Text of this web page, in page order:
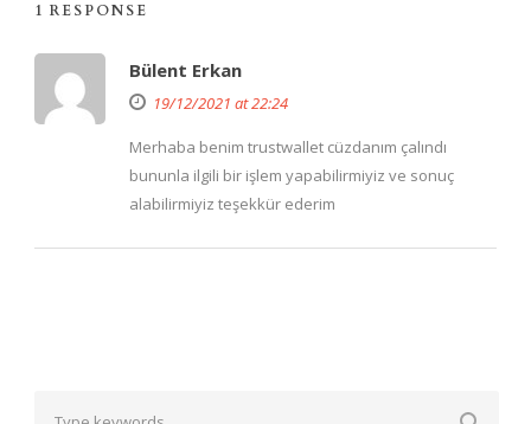
1 RESPONSE
Bülent Erkan
19/12/2021 at 22:24
Merhaba benim trustwallet cüzdanım çalındı
bununla ilgili bir işlem yapabilirmiyiz ve sonuç
alabilirmiyiz teşekkür ederim